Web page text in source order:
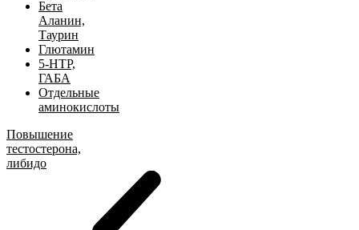
Бета
Аланин,
Таурин
Глютамин
5-HTP,
ГАБА
Отдельные
аминокислоты
Повышение
тестостерона,
либидо